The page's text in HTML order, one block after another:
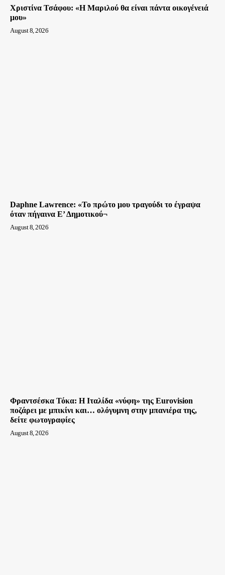
Χριστίνα Τσάφου: «Η Μαριλού θα είναι πάντα οικογένειά
μου»
August 8, 2026
Daphne Lawrence: «Το πρώτο μου τραγούδι το έγραψα
όταν πήγαινα Ε’ Δημοτικού¬
August 8, 2026
Φραντσέσκα Τόκα: Η Ιταλίδα «νύφη» της Eurovision
ποζάρει με μπικίνι και… ολόγυμνη στην μπανιέρα της,
δείτε φωτογραφίες
August 8, 2026